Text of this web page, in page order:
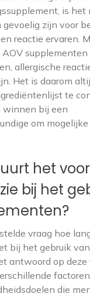
is het
zijn voor
reactie ervaren.
supplementen
allergische
Het is daarom
te
winnen bij een
om mogelijke
het
bij het
vraag hoe
bij het gebruik
antwoord op deze
die